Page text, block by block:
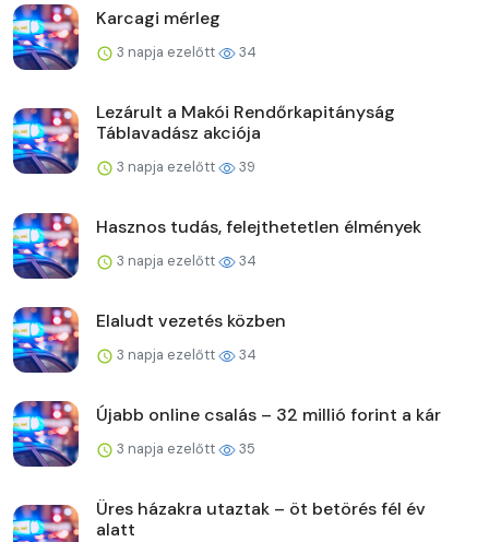
Karcagi mérleg
3 napja ezelőtt 34
Lezárult a Makói Rendőrkapitányság
Táblavadász akciója
3 napja ezelőtt 39
Hasznos tudás, felejthetetlen élmények
3 napja ezelőtt 34
Elaludt vezetés közben
3 napja ezelőtt 34
Újabb online csalás – 32 millió forint a kár
3 napja ezelőtt 35
Üres házakra utaztak – öt betörés fél év
alatt